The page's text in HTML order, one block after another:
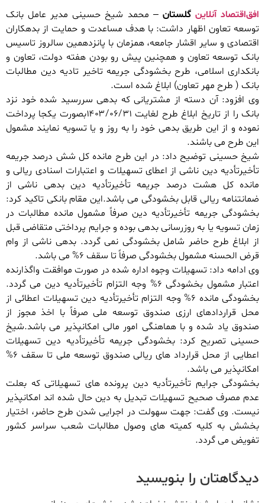
افق‌اقتصاد آنلاین گلستان – محمد شیخ حسینی مدیر عامل بانک
توسعه تعاون اظهار داشت: با هدف مساعدت و حمایت از بدهکاران
اقتصادی و سایر اقشار جامعه، همزمان با پانزدهمین سالروز تاسیس
بانک توسعه تعاون و همچنین پیش رو بودن هفته دولت، تعاون و
بانکداری اسلامی، طرح بخشودگی جریمه تاخیر تادیه دین مطالبات
بانک ( طرح مهر تعاون) ابلاغ شده است.
وی افزود: آن دسته از مشتریانی که بدهی سررسید شده خود نزد
بانک را از تاریخ ابلاغ طرح لغایت ۱۴۰۳/۰۶/۳۱بصورت یکجا پرداخت
نموده و از این طریق بدهی خود را به روز و یا تسویه نمایند مشمول
این طرح می باشند.
شیخ حسینی توضیح داد: در این طرح مانده کل شش درصد جریمه
تأخیرتأدیه دین ناشی از اعطای تسهیلات و اعتبارات اسنادی ریالی و
مانده کل هشت درصد جریمه تأخیرتأدیه دین بدهی ناشی از
ضمانتنامه ریالی قابل بخشودگی می باشد.این مقام بانکی تاکید کرد:
بخشودگی جریمه تأخیرتأدیه دین صرفاً مشمول مانده مطالبات در
زمان تسویه یا به روزرسانی بدهی بوده و جرایم پرداختی متقاضی قبل
از ابلاغ طرح حاضر شامل بخشودگی نمی گردد. بدهی ناشی از وام
قرض الحسنه مشمول بخشودگی صرفاً تا سقف ۶% می باشد.
وی ادامه داد: تسهیلات وجوه اداره شده در صورت موافقت واگذارنده
اعتبار مشمول بخشودگی ۶% وجه التزام تأخیرتأدیه دین می گردد.
بخشودگی مانده ۶% وجه التزام تأخیرتأدیه دین تسهیلات اعطائی از
محل قراردادهای ارزی صندوق توسعه ملی صرفاً با اخذ مجوز از
صندوق یاد شده و با هماهنگی امور مالی امکانپذیر می باشد.شیخ
حسینی تصریح کرد: بخشودگی جریمه تأخیرتأدیه دین تسهیلات
اعطایی از محل قرارداد های ریالی صندوق توسعه ملی تا سقف ۶%
امکانپذیر می باشد.
بخشودگی جرایم تأخیرتأدیه دین پرونده های تسهیلاتی که بعلت
عدم مصرف صحیح تسهیلات تبدیل به دین حال شده اند امکانپذیر
نیست. وی گفت: جهت سهولت در اجرایی شدن طرح حاضر، اختیار
بخشش به کلیه کمیته های وصول مطالبات شعب سراسر کشور
تفویض می گردد.
دیدگاهتان را بنویسید